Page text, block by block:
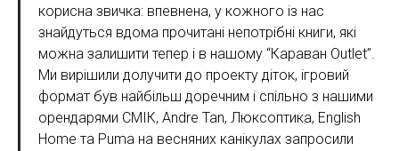
корисна звичка: впевнена, у кожного із нас
знайдуться вдома прочитані непотрібні книги, які
можна залишити тепер і в нашому “Караван Outlet”.
Ми вирішили долучити до проекту діток, ігровий
формат був найбільш доречним і спільно з нашими
орендарями СМІК, Andre Tan, Люксоптика, English
Home та Pumа на весняних канікулах запросили